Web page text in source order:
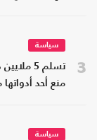
3
سياسة
تسلم 5
منع أحد
سياسة